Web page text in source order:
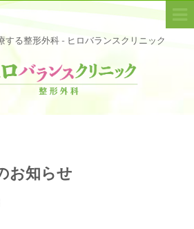
する整形外科 - ヒロバランスクリニック
お知らせ